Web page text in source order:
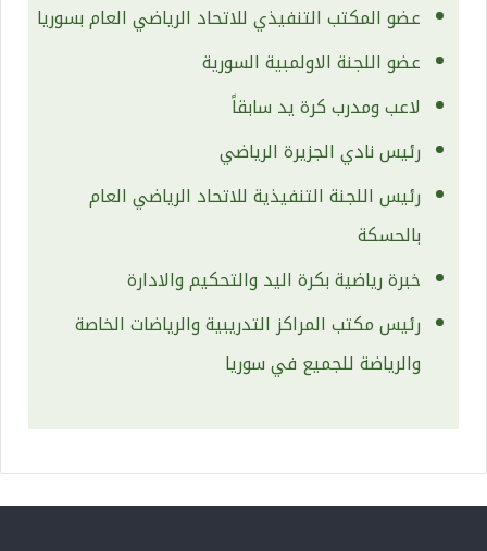
عضو المكتب التنفيذي للاتحاد الرياضي العام بسوريا
عضو اللجنة الاولمبية السورية
لاعب ومدرب كرة يد سابقاً
رئيس نادي الجزيرة الرياضي
رئيس اللجنة التنفيذية للاتحاد الرياضي العام
بالحسكة
خبرة رياضية بكرة اليد والتحكيم والادارة
رئيس مكتب المراكز التدريبية والرياضات الخاصة
والرياضة للجميع في سوريا